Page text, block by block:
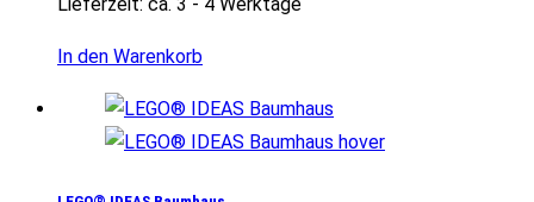
In den Warenkorb